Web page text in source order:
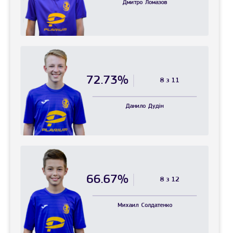
Дмитро Ломазов
72.73% 8 з 11
Данило Дудін
66.67% 8 з 12
Михаил Солдатенко